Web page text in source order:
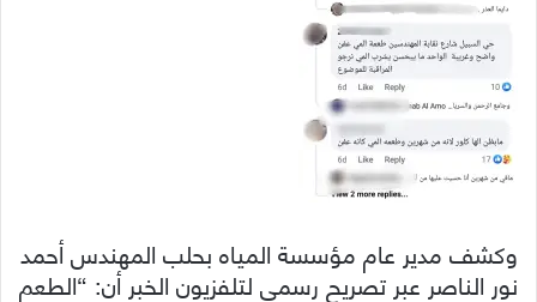
وكشف مدير عام مؤسسة المياه بحلب المهندس أحمد
نور الناصر عبر تصريح رسمي لتلفزيون الخبر أن: “الطعم